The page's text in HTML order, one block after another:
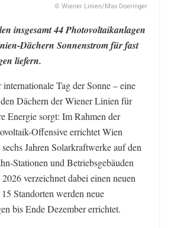
© Wiener Linien/Max Doeringer
insgesamt 44 Photovoltaikanlagen
Dächern Sonnenstrom für fast
liefern.
Tag der Sonne – eine
Dächern der Wiener Linien für
Energie sorgt: Im Rahmen der
Offensive errichtet Wien
Jahren Solarkraftwerke auf den
Stationen und Betriebsgebäuden
verzeichnet dabei einen neuen
Standorten werden neue
bis Ende Dezember errichtet.